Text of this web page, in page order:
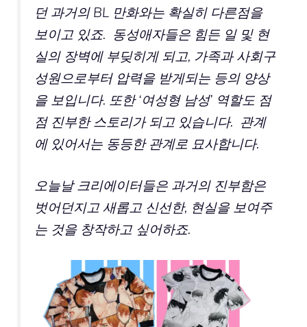
던 과거의 BL 만화와는 확실히 다른점을
보이고 있죠. 동성애자들은 힘든 일 및 현
실의 장벽에 부딪히게 되고, 가족과 사회구
성원으로부터 압력을 받게되는 등의 양상
을 보입니다. 또한 ‘여성형 남성’ 역할도 점
점 진부한 스토리가 되고 있습니다. 관계
에 있어서는 동등한 관계로 묘사합니다.
오늘날 크리에이터들은 과거의 진부함은
벗어던지고 새롭고 신선한, 현실을 보여주
는 것을 창작하고 싶어하죠.